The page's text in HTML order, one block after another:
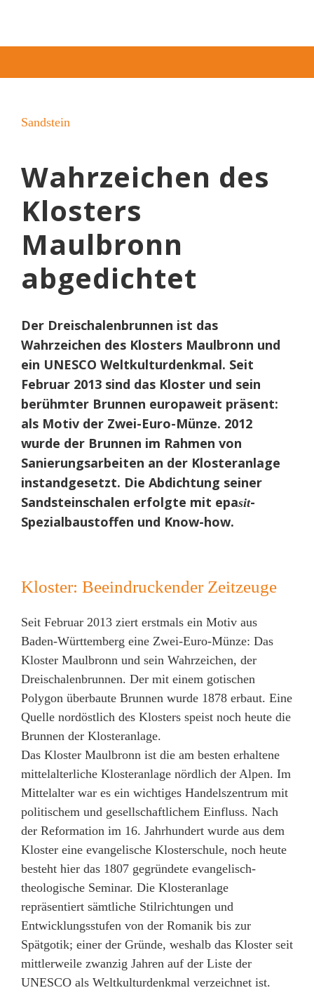
Sandstein
Wahrzeichen des
Klosters
Maulbronn
abgedichtet
Der Dreischalenbrunnen ist das
Wahrzeichen des Klosters Maulbronn und
ein UNESCO Weltkulturdenkmal. Seit
Februar 2013 sind das Kloster und sein
berühmter Brunnen europaweit präsent:
als Motiv der Zwei-Euro-Münze. 2012
wurde der Brunnen im Rahmen von
Sanierungsarbeiten an der Klosteranlage
instandgesetzt. Die Abdichtung seiner
Sandsteinschalen erfolgte mit epasit-
Spezialbaustoffen und Know-how.
Kloster: Beeindruckender Zeitzeuge
Seit Februar 2013 ziert erstmals ein Motiv aus
Baden-Württemberg eine Zwei-Euro-Münze: Das
Kloster Maulbronn und sein Wahrzeichen, der
Dreischalenbrunnen. Der mit einem gotischen
Polygon überbaute Brunnen wurde 1878 erbaut. Eine
Quelle nordöstlich des Klosters speist noch heute die
Brunnen der Klosteranlage.
Das Kloster Maulbronn ist die am besten erhaltene
mittelalterliche Klosteranlage nördlich der Alpen. Im
Mittelalter war es ein wichtiges Handelszentrum mit
politischem und gesellschaftlichem Einfluss. Nach
der Reformation im 16. Jahrhundert wurde aus dem
Kloster eine evangelische Klosterschule, noch heute
besteht hier das 1807 gegründete evangelisch-
theologische Seminar. Die Klosteranlage
repräsentiert sämtliche Stilrichtungen und
Entwicklungsstufen von der Romanik bis zur
Spätgotik; einer der Gründe, weshalb das Kloster seit
mittlerweile zwanzig Jahren auf der Liste der
UNESCO als Weltkulturdenkmal verzeichnet ist.